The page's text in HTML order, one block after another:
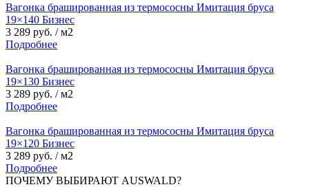
Вагонка брашированная из термососны Имитация бруса
19×140 Бизнес
3 289 руб. / м2
Подробнее
Вагонка брашированная из термососны Имитация бруса
19×130 Бизнес
3 289 руб. / м2
Подробнее
Вагонка брашированная из термососны Имитация бруса
19×120 Бизнес
3 289 руб. / м2
Подробнее
ПОЧЕМУ ВЫБИРАЮТ AUSWALD?